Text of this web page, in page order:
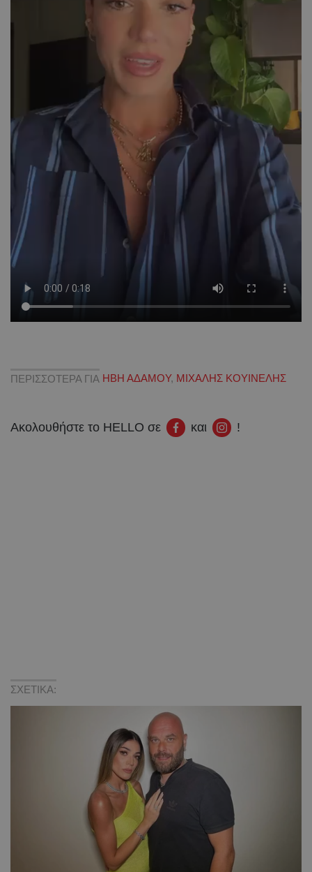
ΠΕΡΙΣΣΟΤΕΡΑ ΓΙΑ ΗΒΗ ΑΔΑΜΟΥ, ΜΙΧΑΛΗΣ ΚΟΥΙΝΕΛΗΣ
Ακολουθήστε το HELLO σε και !
ΣΧΕΤΙΚΑ: